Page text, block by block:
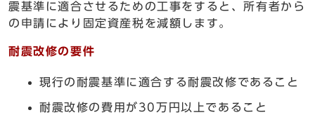
震基準に適合させるための工事をすると、所有者から
の申請により固定資産税を減額します。
耐震改修の要件
現行の耐震基準に適合する耐震改修であること
耐震改修の費用が30万円以上であること